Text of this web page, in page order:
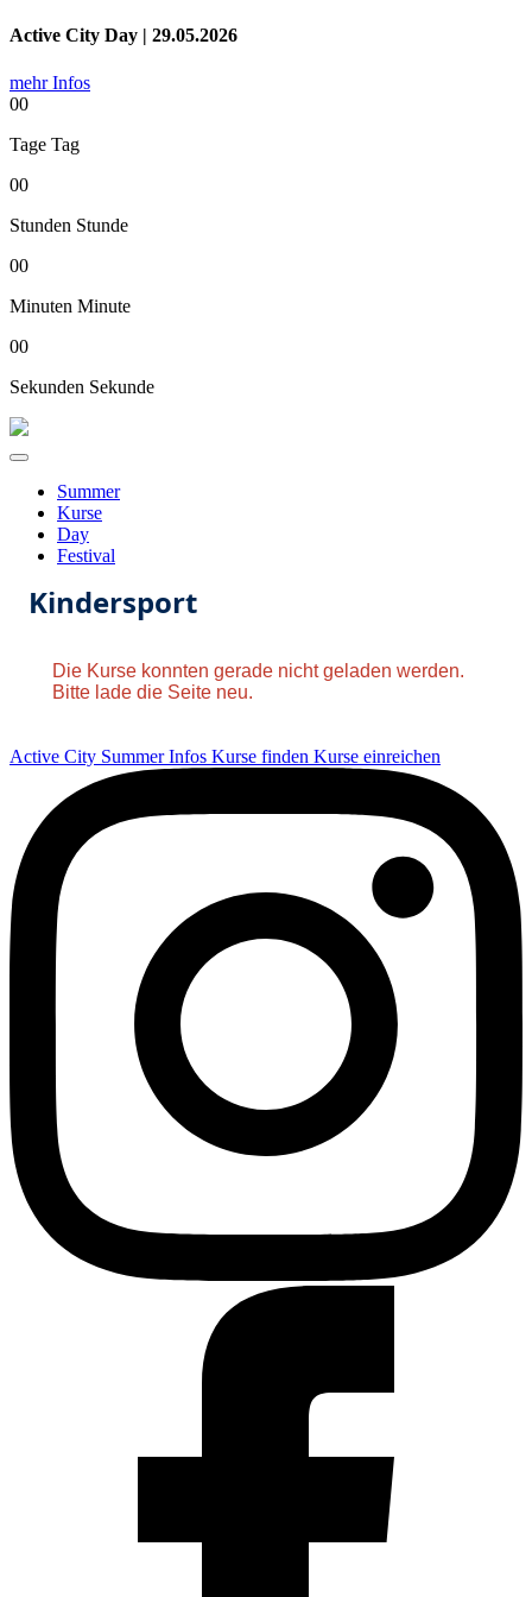
Active City Day | 29.05.2026
mehr Infos
00
Tage Tag
00
Stunden Stunde
00
Minuten Minute
00
Sekunden Sekunde
Summer
Kurse
Day
Festival
Kindersport
Die Kurse konnten gerade nicht geladen werden.
Bitte lade die Seite neu.
Active City SummerInfos Kurse finden Kurse einreichen